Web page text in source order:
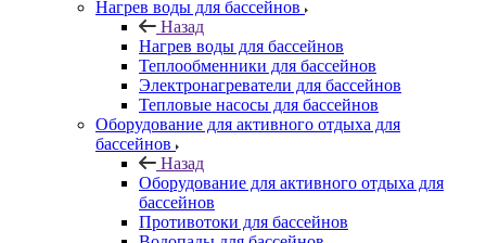
Нагрев воды для бассейнов
Назад
Нагрев воды для бассейнов
Теплообменники для бассейнов
Электронагреватели для бассейнов
Тепловые насосы для бассейнов
Оборудование для активного отдыха для
бассейнов
Назад
Оборудование для активного отдыха для
бассейнов
Противотоки для бассейнов